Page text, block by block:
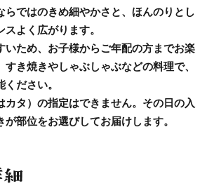
らではのきめ細やかさと、ほんのりとし
よく広がります。
いため、お子様からご年配の方までお楽
すき焼きやしゃぶしゃぶなどの料理で、
ださい。
タ）の指定はできません。その日の入
部位をお選びしてお届けします。